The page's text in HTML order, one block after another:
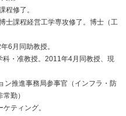
程修了。
士課程経営工学専攻修了。博士（工
6月同助教授。
・准教授。2011年4月同教授、現
ン推進事務局参事官（インフラ・防
勤）
ティング。